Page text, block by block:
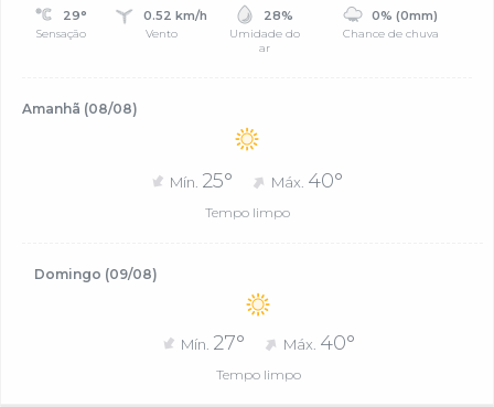
29°
Sensação
0.52 km/h
Vento
28%
Umidade do
ar
0% (0mm)
Chance de chuva
Amanhã (08/08)
Mín. 25° Máx. 40°
Tempo limpo
Domingo (09/08)
Mín. 27° Máx. 40°
Tempo limpo